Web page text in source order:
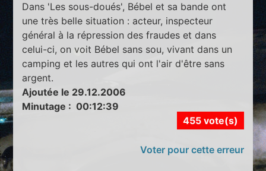
Dans 'Les sous-doués', Bébel et sa bande ont
une très belle situation : acteur, inspecteur
général à la répression des fraudes et dans
celui-ci, on voit Bébel sans sou, vivant dans un
camping et les autres qui ont l'air d'être sans
argent.
Ajoutée le 29.12.2006
Minutage : 00:12:39
455 vote(s)
Voter pour cette erreur